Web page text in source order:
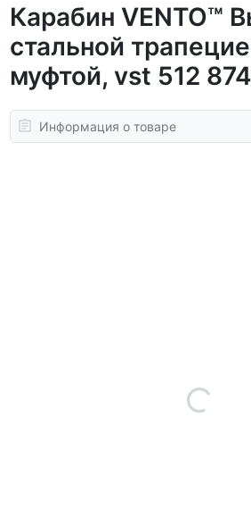
Карабин VENTO™
стальной
муфтой, vst 512
Информация о товаре